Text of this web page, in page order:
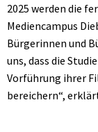
2025 werden die
Mediencampus
Bürgerinnen und
uns, dass die
Vorführung ihrer
bereichern“,